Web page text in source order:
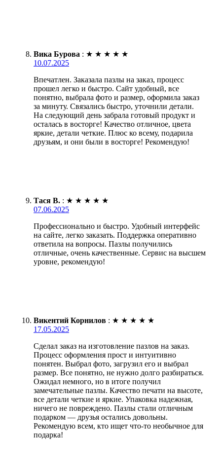
Вика Бурова : ★ ★ ★ ★ ★
10.07.2025
Впечатлен. Заказала пазлы на заказ, процесс
прошел легко и быстро. Сайт удобный, все
понятно, выбрала фото и размер, оформила заказ
за минуту. Связались быстро, уточнили детали.
На следующий день забрала готовый продукт и
осталась в восторге! Качество отличное, цвета
яркие, детали четкие. Плюс ко всему, подарила
друзьям, и они были в восторге! Рекомендую!
Тася В. : ★ ★ ★ ★ ★
07.06.2025
Профессионально и быстро. Удобный интерфейс
на сайте, легко заказать. Поддержка оперативно
ответила на вопросы. Пазлы получились
отличные, очень качественные. Сервис на высшем
уровне, рекомендую!
Викентий Корнилов : ★ ★ ★ ★ ★
17.05.2025
Сделал заказ на изготовление пазлов на заказ.
Процесс оформления прост и интуитивно
понятен. Выбрал фото, загрузил его и выбрал
размер. Все понятно, не нужно долго разбираться.
Ожидал немного, но в итоге получил
замечательные пазлы. Качество печати на высоте,
все детали четкие и яркие. Упаковка надежная,
ничего не повреждено. Пазлы стали отличным
подарком — друзья остались довольны.
Рекомендую всем, кто ищет что-то необычное для
подарка!